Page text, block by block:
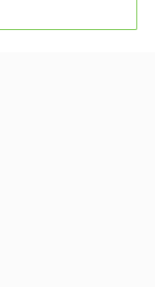
детали хорошего
работает чётко👍✨️👍